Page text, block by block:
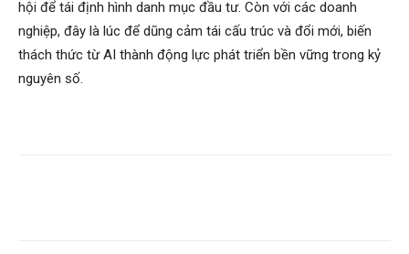
hội để tái định hình danh mục đầu tư. Còn với các doanh
nghiệp, đây là lúc để dũng cảm tái cấu trúc và đổi mới, biến
thách thức từ AI thành động lực phát triển bền vững trong kỷ
nguyên số.